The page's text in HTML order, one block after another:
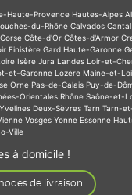
Haute-Provence Hautes-Alpes
du-Rhône Calvados Cantal
Corse Côte-d'Or Côtes-d'Armor
Finistère Gard Haute-Garonne
Isère Jura Landes Loir-et-
et-Garonne Lozère Maine-et-
Orne Pas-de-Calais Puy-de-
Orientales Rhône Saône-et-
Yvelines Deux-Sèvres Tarn Tarn-
Vosges Yonne Essonne
Ville
à domicile !
de livraison